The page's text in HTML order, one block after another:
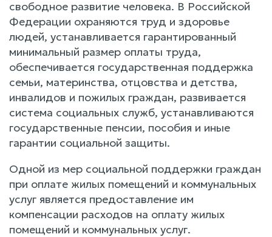
свободное развитие человека. В Российской
Федерации охраняются труд и здоровье
людей, устанавливается гарантированный
минимальный размер оплаты труда,
обеспечивается государственная поддержка
семьи, материнства, отцовства и детства,
инвалидов и пожилых граждан, развивается
система социальных служб, устанавливаются
государственные пенсии, пособия и иные
гарантии социальной защиты.
Одной из мер социальной поддержки граждан
при оплате жилых помещений и коммунальных
услуг является предоставление им
компенсации расходов на оплату жилых
помещений и коммунальных услуг.